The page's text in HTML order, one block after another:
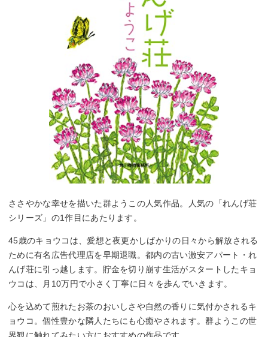
ささやかな幸せを描いた群ようこの人気作品。人気の「れんげ荘
シリーズ」の1作目にあたります。
45歳のキョウコは、愛想と夜更かしばかりの日々から解放される
ために有名広告代理店を早期退職。都内の古い激安アパート・れ
んげ荘に引っ越します。貯金を切り崩す生活がスタートしたキョ
ウコは、月10万円で小さく丁寧に日々を歩んでいきます。
心を込めて煎れたお茶のおいしさや自然の香りに気付かされるキ
ョウコ。個性豊かな隣人たちにも心癒やされます。群ようこの世